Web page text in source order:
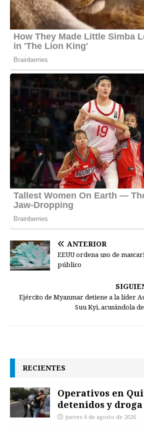
ANTERIOR
EEUU ordena uso de
público
Ejército de Myanmar detiene a la líder
Suu Kyi, acusándola
RECIENTES
Operativos en
detenidos y
jueves 6 de agosto de 2026